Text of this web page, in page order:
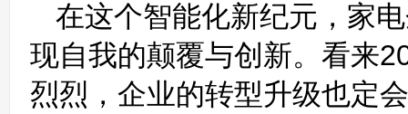
在这个智能化新纪元，家
现自我的颠覆与创新。看来
烈烈，企业的转型升级也定